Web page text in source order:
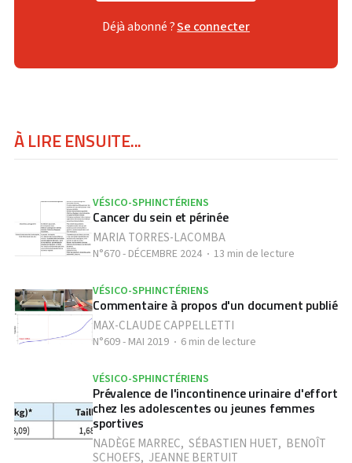
Déjà abonné ?Se connecter
À LIRE ENSUITE...
VÉSICO-SPHINCTÉRIENS
Cancer du sein et périnée
MARIA TORRES-LACOMBA
N°670 - DÉCEMBRE 2024 13 min de lecture
VÉSICO-SPHINCTÉRIENS
Commentaire à propos d'un document publié
MAX-CLAUDE CAPPELLETTI
N°609 - MAI 2019 6 min de lecture
VÉSICO-SPHINCTÉRIENS
Prévalence de l'incontinence urinaire d'effort
chez les adolescentes ou jeunes femmes
sportives
NADÈGE MARREC, SÉBASTIEN HUET, BENOÎT
SCHOEFS, JEANNE BERTUIT